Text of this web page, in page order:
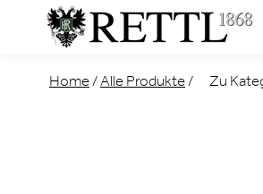
Home / Alle Produkte /